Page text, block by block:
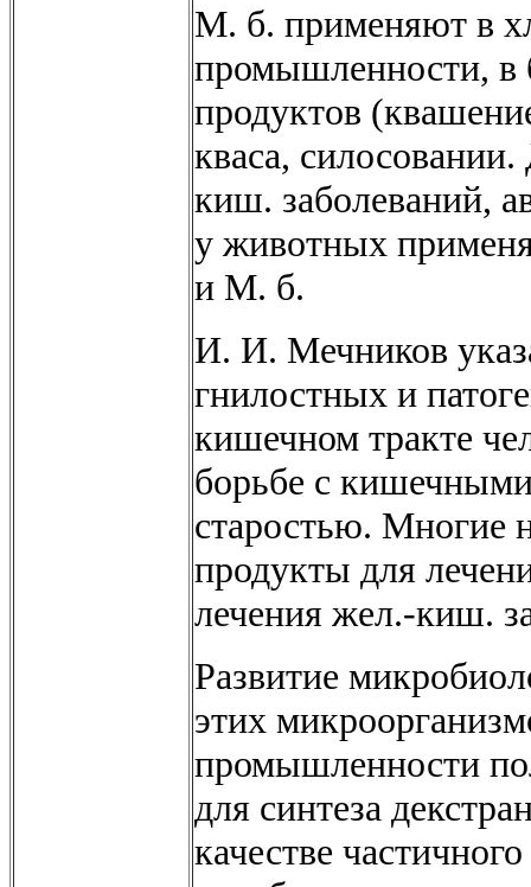
М. б. применяют в
промышленности, в
продуктов
кваса,
киш. заболеваний,
у животных
и М. б.
И. И. Мечников
гнилостных и
кишечном тракте
борьбе с
старостью. Многие
продукты для
лечения жел.-киш.
Развитие
этих
промышленности
для синтеза
качестве